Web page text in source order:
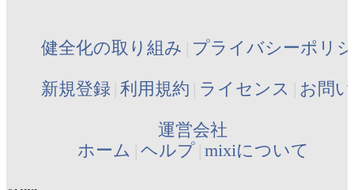
健全化の取り組み プライバシーポリ
新規登録 利用規約 ライセンス お問
運営会社
ホーム ヘルプ mixiについて